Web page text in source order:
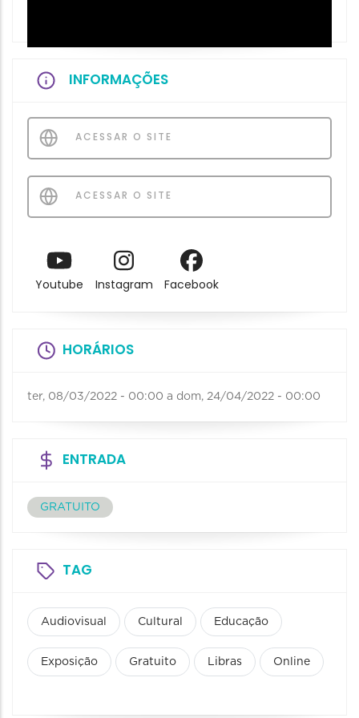
INFORMAÇÕES
ACESSAR O SITE
ACESSAR O SITE
Youtube Instagram Facebook
HORÁRIOS
ter, 08/03/2022 - 00:00 a dom, 24/04/2022 - 00:00
ENTRADA
GRATUITO
TAG
Audiovisual Cultural Educação
Exposição Gratuito Libras Online